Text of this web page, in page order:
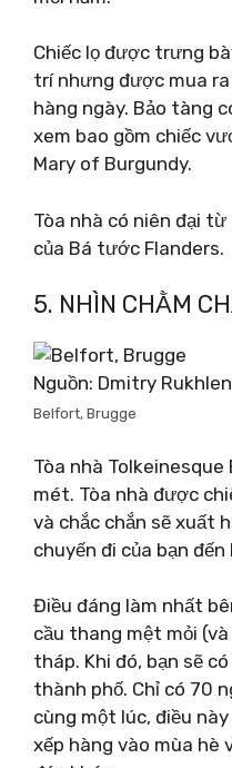
Chiếc lọ được trưng
trí nhưng được mua
hàng ngày. Bảo tàng
xem bao gồm chiếc
Mary of Burgundy.
Tòa nhà có niên đại
của Bá tước Flanders.
5. NHÌN CHẰM
Nguồn: Dmitry
Belfort, Brugge
Tòa nhà
mét. Tòa nhà được
và chắc chắn sẽ xuất
chuyến đi của bạn đến
Điều đáng làm nhất
cầu thang mệt mỏi
tháp. Khi đó, bạn sẽ
thành phố. Chỉ có 70
cùng một lúc, điều
xếp hàng vào mùa hè